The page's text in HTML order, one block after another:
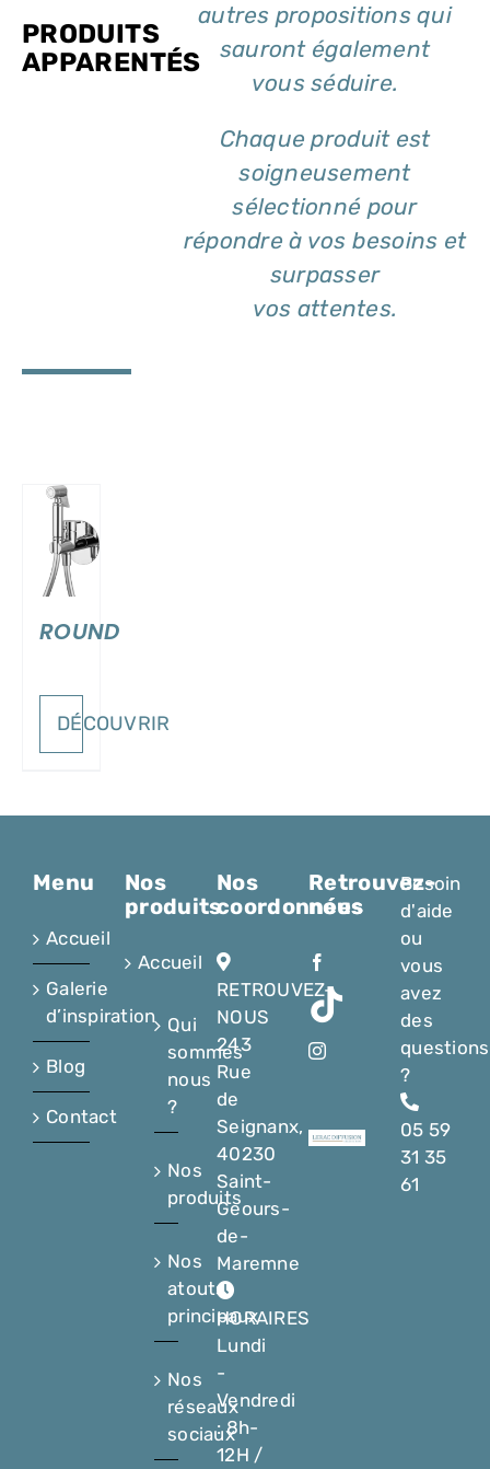
autres propositions qui
sauront également
vous séduire.
Chaque produit est
soigneusement
sélectionné pour
répondre à vos besoins et
surpasser
vos attentes.
PRODUITS
APPARENTÉS
ROUND
DÉCOUVRIR
Menu
Accueil
Galerie
d’inspiration
Blog
Contact
Nos
produits
Accueil
Qui
sommes
nous
?
Nos
produits
Nos
atouts
principaux
Nos
réseaux
sociaux
Nos
coordonnées
RETROUVEZ-
NOUS
243
Rue
de
Seignanx,
40230
Saint-
Geours-
de-
Maremne
HORAIRES
Lundi
-
Vendredi
: 8h-
12H /
Retrouvez-
nous
Besoin
d'aide
ou
vous
avez
des
questions
?
05 59
31 35
61